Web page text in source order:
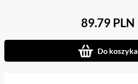
89.79 PLN
Do koszyka